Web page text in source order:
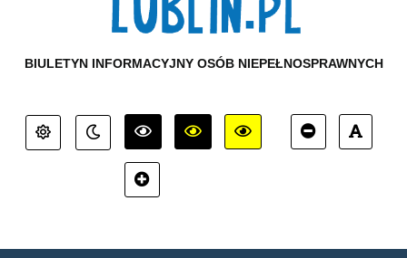
BIULETYN INFORMACYJNY OSÓB NIEPEŁNOSPRAWNYCH